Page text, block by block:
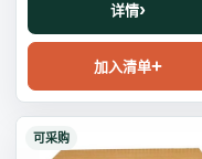
详情
加入清单
可采购